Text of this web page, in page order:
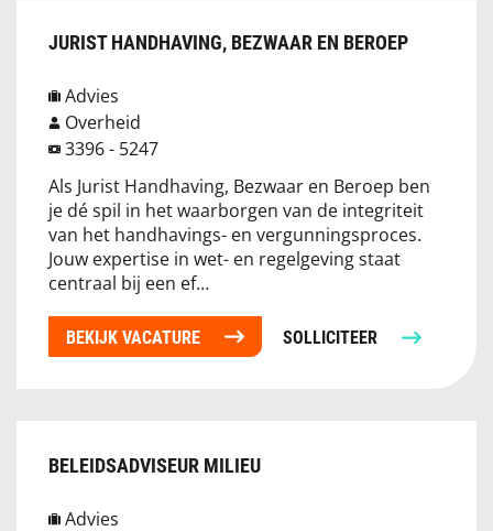
JURIST HANDHAVING, BEZWAAR EN BEROEP
Advies
Overheid
3396 - 5247
Als Jurist Handhaving, Bezwaar en Beroep ben
je dé spil in het waarborgen van de integriteit
van het handhavings- en vergunningsproces.
Jouw expertise in wet- en regelgeving staat
centraal bij een ef…
BEKIJK VACATURE SOLLICITEER
BELEIDSADVISEUR MILIEU
Advies